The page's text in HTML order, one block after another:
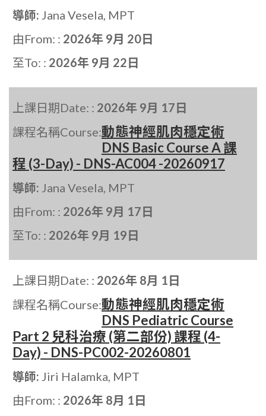
導師: Jana Vesela, MPT
由From: : 2026年 9月 20日
至To: : 2026年 9月 22日
上課日期Date: : 2026年 9月 17日
課程名稱Course:動態神經肌肉穩定術
DNS Basic Course A 課
程 (3-Day) - DNS-AC004 -20260917
導師: Jana Vesela, MPT
由From: : 2026年 9月 17日
至To: : 2026年 9月 19日
上課日期Date: : 2026年 8月 1日
課程名稱Course:動態神經肌肉穩定術
DNS Pediatric Course
Part 2 兒科治療 (第二部份) 課程 (4-
Day) - DNS-PC002-20260801
導師: Jiri Halamka, MPT
由From: : 2026年 8月 1日